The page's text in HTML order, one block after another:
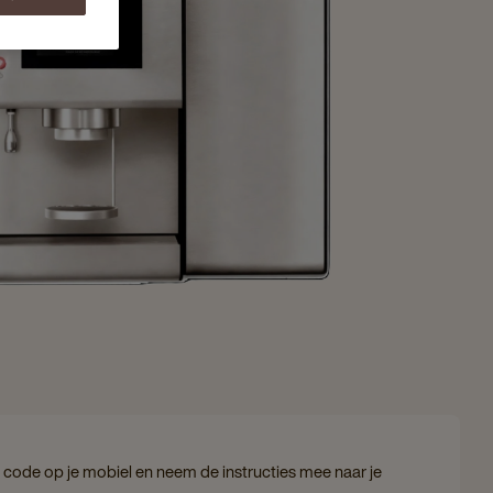
code op je mobiel en neem de instructies mee naar je